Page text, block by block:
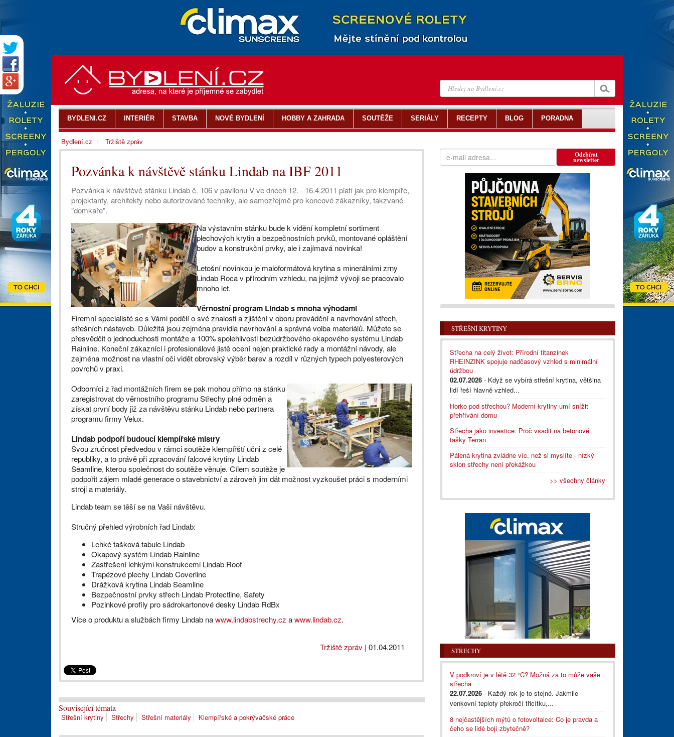
Pozvánka k návštěvě stánku Lindab na IBF 2011
Pozvánka k návštěvě stánku Lindab č. 106 v pavilonu V ve dnech 12. - 16.4.2011 platí jak pro klempíře,
projektanty, architekty nebo autorizované techniky, ale samozřejmě pro koncové zákazníky, takzvané
"domkaře".
Na výstavním stánku bude k vidění kompletní sortiment
plechových krytin a bezpečnostních prvků, montované opláštění
budov a konstrukční prvky, ale i zajímavá novinka!
Letošní novinkou je maloformátová krytina s minerálními zrny
Lindab Roca v přírodním vzhledu, na jejímž vývoji se pracovalo
mnoho let.
Věrnostní program Lindab s mnoha výhodami
Firemní specialisté se s Vámi podělí o své znalosti a zjištění v oboru provádění a navrhování střech,
střešních nástaveb. Důležitá jsou zejména pravidla navrhování a správná volba materiálů. Můžete se
přesvědčit o jednoduchosti montáže a 100% spolehlivosti bezúdržbového okapového systému Lindab
Rainline. Koneční zákazníci i profesionálové jistě ocení nejen praktické rady a montážní návody, ale
zejména možnost na vlastní oči vidět obrovský výběr barev a rozdíl v různých typech polyesterových
povrchů v praxi.
Odborníci z řad montážních firem se pak mohou přímo na stánku
zaregistrovat do věrnostního programu Střechy plné odměn a
získat první body již za návštěvu stánku Lindab nebo partnera
programu firmy Velux.
Lindab podpoří budoucí klempířské mistry
Svou zručnost předvedou v rámci soutěže klempířští učni z celé
republiky, a to právě při zpracování falcové krytiny Lindab
Seamline, kterou společnost do soutěže věnuje. Cílem soutěže je
podpořit zájem mladé generace o stavebnictví a zároveň jim dát možnost vyzkoušet práci s moderními
stroji a materiály.
Lindab team se těší se na Vaši návštěvu.
Stručný přehled výrobních řad Lindab:
Lehké tašková tabule Lindab
Okapový systém Lindab Rainline
Zastřešení lehkými konstrukcemi Lindab Roof
Trapézové plechy Lindab Coverline
Drážková krytina Lindab Seamline
Bezpečnostní prvky střech Lindab Protectline, Safety
Pozinkové profily pro sádrokartonové desky Lindab RdBx
Více o produktu a službách firmy Lindab nawww.lindabstrechy.cz awww.lindab.cz.
Tržiště zpráv | 01.04.2011
Související témata
Střešní krytiny Střechy Střešní materiály Klempířské a pokrývačské práce
Odebírat
newsletter
STŘEŠNÍ KRYTINY
Střecha na celý život: Přírodní titanzinek
RHEINZINK spojuje nadčasový vzhled s minimální
údržbou
02.07.2026 - Když se vybírá střešní krytina, většina
lidí řeší hlavně vzhled...
Horko pod střechou? Moderní krytiny umí snížit
přehřívání domu
Střecha jako investice: Proč vsadit na betonové
tašky Terran
Pálená krytina zvládne víc, než si myslíte - nízký
sklon střechy není překážkou
>> všechny články
STŘECHY
V podkroví je v létě 32 °C? Možná za to může vaše
střecha
22.07.2026 - Každý rok je to stejné. Jakmile
venkovní teploty překročí třicítku,...
8 nejčastějších mýtů o fotovoltaice: Co je pravda a
čeho se lidé bojí zbytečně?
BYDLENI.CZ INTERIÉR STAVBA NOVÉ BYDLENÍ HOBBY A ZAHRADA SOUTĚŽE SERIÁLY RECEPTY BLOG PORADNA
Bydlení.cz Tržiště zpráv